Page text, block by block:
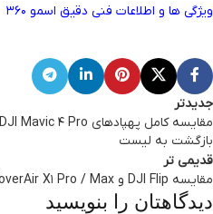
ویژگی ها و اطلاعات فنی دقیق اسمو 360
جدیدتر
مقایسه کامل پهپادهای DJI Mavic 4 Pro و DJI Mini 4 Pro
بازگشت به لیست
قدیمی تر
مقایسه DJI Flip و HoverAir X1 Pro / Max | کدام پهپاد بهتر است؟
دیدگاهتان را بنویسید